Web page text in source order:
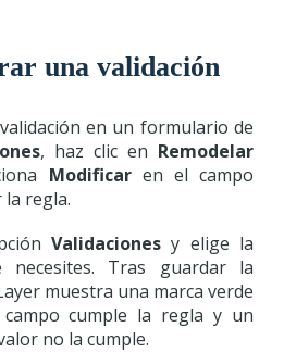
una validación
en un formulario de
, haz clic en Remodelar
Modificaren el campo
regla.
Validaciones y elige la
Tras guardar la
muestra una marca verde
cumple la regla y un
no la cumple.